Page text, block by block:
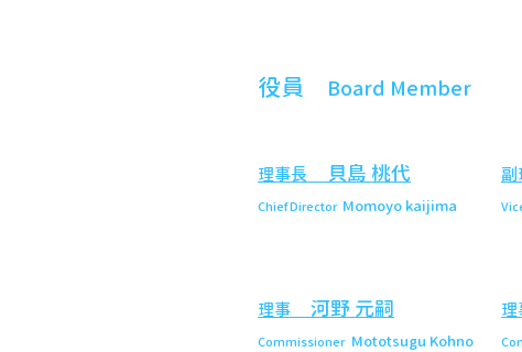
​役員 Board Member
理事長 貝島 桃代
Chief Director Momoyo kaijima
理事 河野 元嗣
Commissioner Mototsugu Kohno